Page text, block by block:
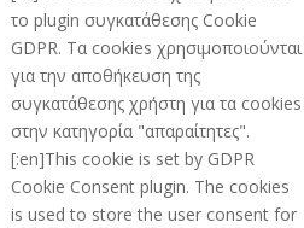
το plugin συγκατάθεσης Cookie
GDPR. Τα cookies χρησιμοποιούνται
για την αποθήκευση της
συγκατάθεσης χρήστη για τα cookies
στην κατηγορία "απαραίτητες".
[:en]This cookie is set by GDPR
Cookie Consent plugin. The cookies
is used to store the user consent for